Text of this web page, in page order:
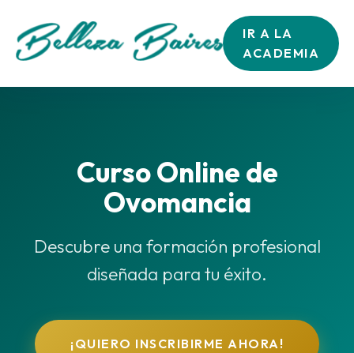
IR A LA
ACADEMIA
Curso Online de
Ovomancia
Descubre una formación profesional
diseñada para tu éxito.
¡QUIERO INSCRIBIRME AHORA!